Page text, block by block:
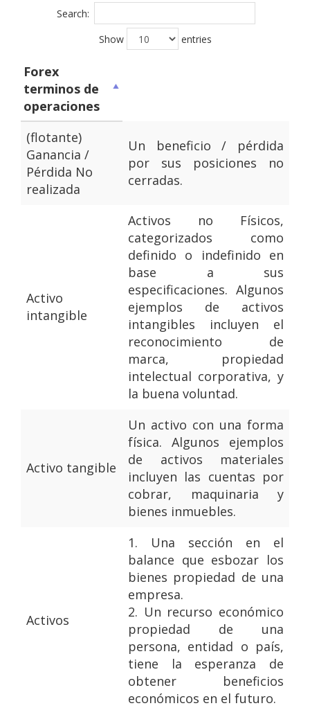
Search:
Show
entries
Forex
terminos de
operaciones
(flotante)
Ganancia /
Pérdida No
realizada
Un beneficio / pérdida
por sus posiciones no
cerradas.
Activo
intangible
Activos no Físicos,
categorizados como
definido o indefinido en
base a sus
especificaciones. Algunos
ejemplos de activos
intangibles incluyen el
reconocimiento de
marca, propiedad
intelectual corporativa, y
la buena voluntad.
Activo tangible
Un activo con una forma
física. Algunos ejemplos
de activos materiales
incluyen las cuentas por
cobrar, maquinaria y
bienes inmuebles.
Activos
1. Una sección en el
balance que esbozar los
bienes propiedad de una
empresa.
2. Un recurso económico
propiedad de una
persona, entidad o país,
tiene la esperanza de
obtener beneficios
económicos en el futuro.